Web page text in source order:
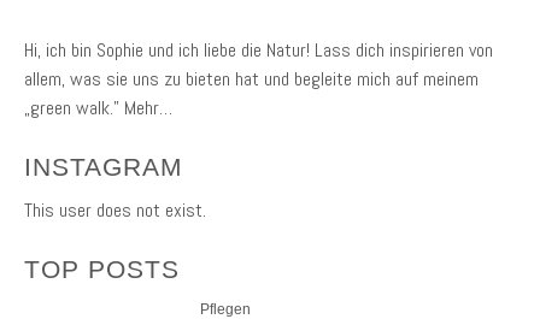
Hi, ich bin Sophie und ich liebe die Natur! Lass dich inspirieren von
allem, was sie uns zu bieten hat und begleite mich auf meinem
„green walk.” Mehr…
INSTAGRAM
This user does not exist.
TOP POSTS
Pflegen